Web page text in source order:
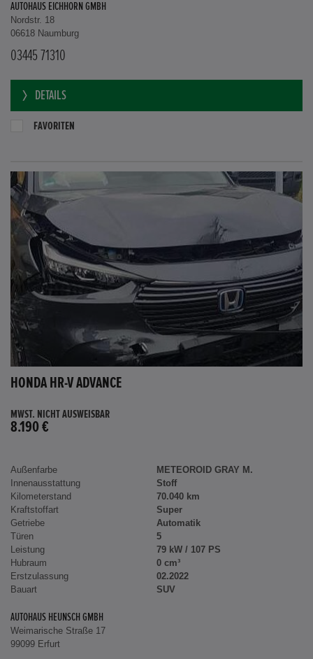
AUTOHAUS EICHHORN GMBH
Nordstr. 18
06618 Naumburg
03445 71310
DETAILS
FAVORITEN
HONDA HR-V ADVANCE
MWST. NICHT AUSWEISBAR
8.190 €
Außenfarbe
METEOROID GRAY M.
Innenausstattung
Stoff
Kilometerstand
70.040 km
Kraftstoffart
Super
Getriebe
Automatik
Türen
5
Leistung
79 kW / 107 PS
Hubraum
0 cm³
Erstzulassung
02.2022
Bauart
SUV
AUTOHAUS HEUNSCH GMBH
Weimarische Straße 17
99099 Erfurt